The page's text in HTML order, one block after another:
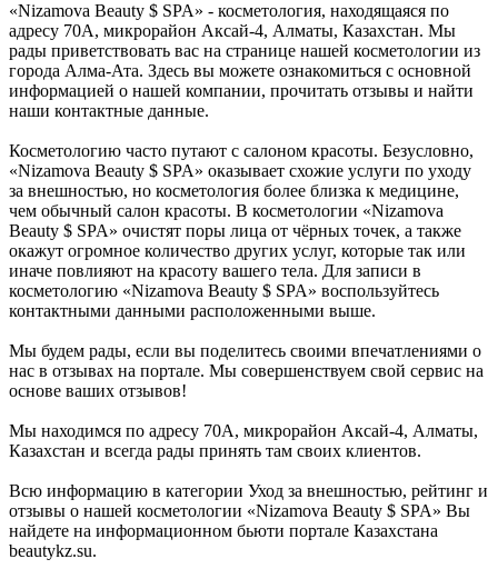
«Nizamova Beauty $ SPA» - косметология, находящаяся по
адресу 70А, микрорайон Аксай-4, Алматы, Казахстан. Мы
рады приветствовать вас на странице нашей косметологии из
города Алма-Ата. Здесь вы можете ознакомиться с основной
информацией о нашей компании, прочитать отзывы и найти
наши контактные данные.
Косметологию часто путают с салоном красоты. Безусловно,
«Nizamova Beauty $ SPA» оказывает схожие услуги по уходу
за внешностью, но косметология более близка к медицине,
чем обычный салон красоты. В косметологии «Nizamova
Beauty $ SPA» очистят поры лица от чёрных точек, а также
окажут огромное количество других услуг, которые так или
иначе повлияют на красоту вашего тела. Для записи в
косметологию «Nizamova Beauty $ SPA» воспользуйтесь
контактными данными расположенными выше.
Мы будем рады, если вы поделитесь своими впечатлениями о
нас в отзывах на портале. Мы совершенствуем свой сервис на
основе ваших отзывов!
Мы находимся по адресу 70А, микрорайон Аксай-4, Алматы,
Казахстан и всегда рады принять там своих клиентов.
Всю информацию в категории Уход за внешностью, рейтинг и
отзывы о нашей косметологии «Nizamova Beauty $ SPA» Вы
найдете на информационном бьюти портале Казахстана
beautykz.su.